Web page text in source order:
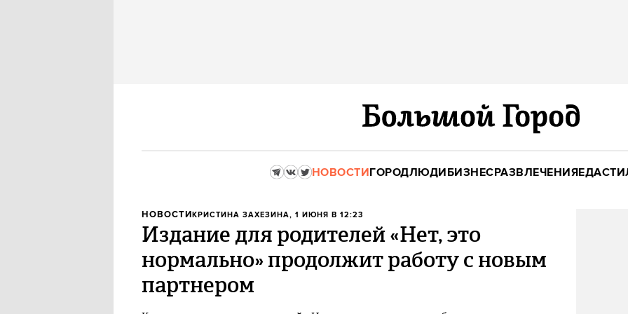
НОВОСТИГОРОДЛЮДИБИЗНЕСРАЗВЛЕЧЕНИЯЕДА
НОВОСТИКРИСТИНА ЗАХЕЗИНА, 1 ИЮНЯ В 12:23
Издание для родителей «Нет, это
нормально» продолжит работу с новым
партнером